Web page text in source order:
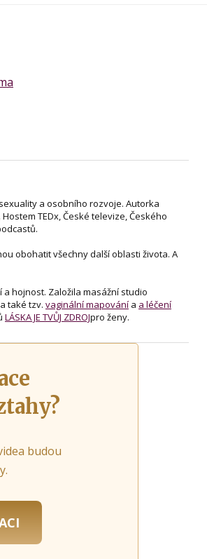
a osobního rozvoje. Autorka
. Hostem TEDx, České televize, Českého
obohatit všechny další oblasti života. A
hojnost. Založila masážní studio
také tzv. vaginální mapování a a léčení
LÁSKA JE TVŮJ ZDROJpro ženy.
budou